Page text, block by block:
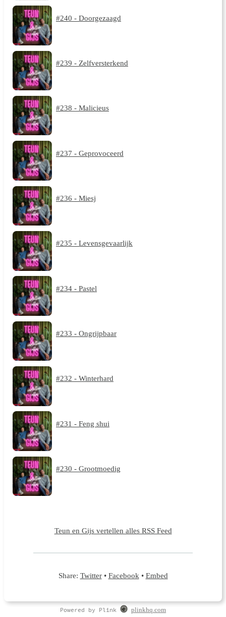
#240 - Doorgezaagd
#239 - Zelfversterkend
#238 - Malicieus
#237 - Geprovoceerd
#236 - Miesj
#235 - Levensgevaarlijk
#234 - Pastel
#233 - Ongrijpbaar
#232 - Winterhard
#231 - Feng shui
#230 - Grootmoedig
Teun en Gijs vertellen alles RSS Feed
Share: Twitter• Facebook • Embed
Powered by Plink plinkhq.com